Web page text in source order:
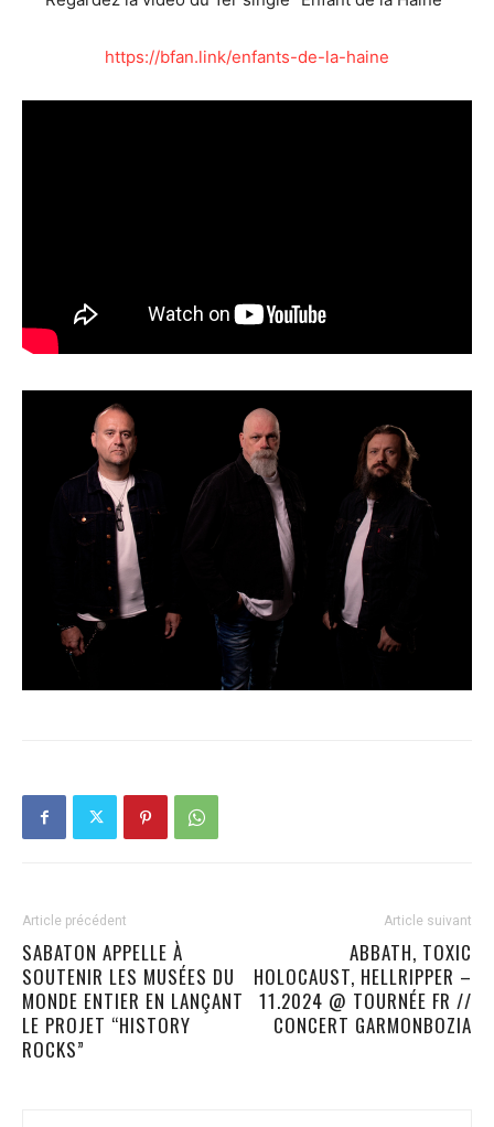
https://bfan.link/enfants-de-la-haine
Article précédent
SABATON APPELLE À
SOUTENIR LES MUSÉES DU
MONDE ENTIER EN LANÇANT
LE PROJET “HISTORY
ROCKS”
Article suivant
ABBATH, TOXIC
HOLOCAUST, HELLRIPPER –
11.2024 @ TOURNÉE FR //
CONCERT GARMONBOZIA